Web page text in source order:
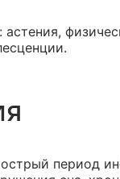
период